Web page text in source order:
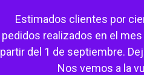
Estimados clientes por
pedidos realizados en el
partir del 1 de septiembre.
Nos vemos a la
Mi cuenta Carrito